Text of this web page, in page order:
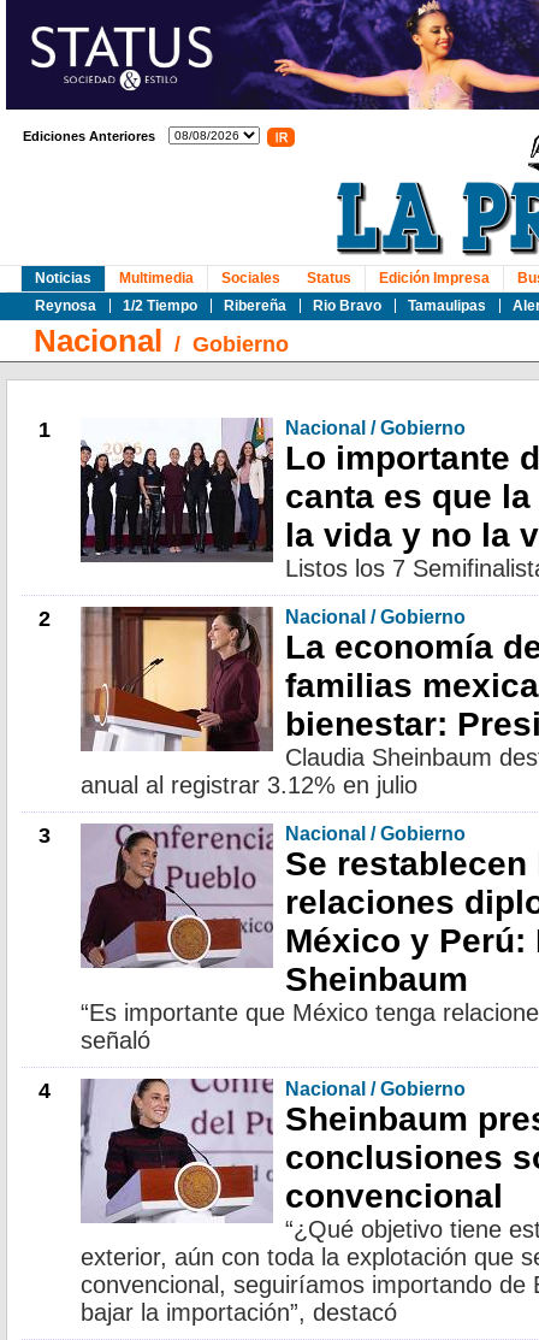
Ediciones Anteriores
Noticias
Reynosa
1/2 Tiempo Ribereña Rio Bravo Tamaulipas
Multimedia Sociales Status Edición Impresa
Nacional / Gobierno
1 Nacional / Gobierno
Lo importante
canta es que
la vida y no la
Listos los 7
2 Nacional / Gobierno
La economía
familias
bienestar:
Claudia Sheinbaum
anual al registrar 3.12% en julio
3 Nacional / Gobierno
Se restablecen
relaciones
México y Perú:
Sheinbaum
“Es importante que México tenga
señaló
4 Nacional / Gobierno
Sheinbaum
conclusiones
convencional
“¿Qué objetivo tiene
exterior, aún con toda la explotación que
convencional, seguiríamos importando de
bajar la importación”, destacó